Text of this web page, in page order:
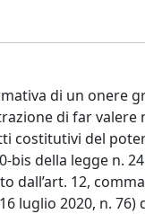
di un onere
di far valere
costitutivi del
bis della legge n.
dall’art. 12,
luglio 2020, n. 76)